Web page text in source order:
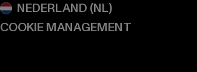
COOKIE MANAGEMENT